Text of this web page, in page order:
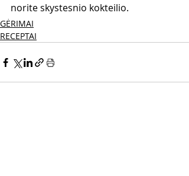
norite skystesnio kokteilio.
GĖRIMAI
RECEPTAI